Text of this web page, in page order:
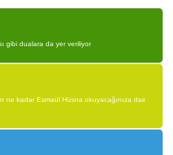
gibi dualara da yer veriliyor
ne kadar Esmaül Hüsna okuyacağınıza dair